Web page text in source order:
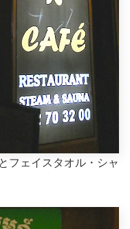
フェイスタオル・シャ